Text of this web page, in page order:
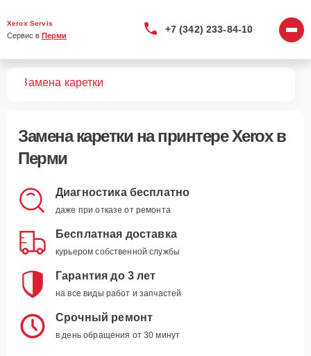
Xerox Servis
Сервис в Перми
+7 (342) 233-84-10
Замена каретки
Замена каретки на принтере Xerox в
Перми
Диагностика бесплатно
даже при отказе от ремонта
Бесплатная доставка
курьером собственной службы
Гарантия до 3 лет
на все виды работ и запчастей
Срочный ремонт
в день обращения от 30 минут